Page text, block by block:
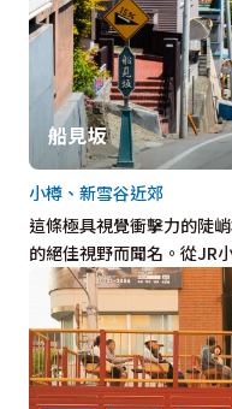
船見坂
這條極具視覺衝擊力的陡
的絕佳視野而聞名。從JR
小樽、新雪谷近郊